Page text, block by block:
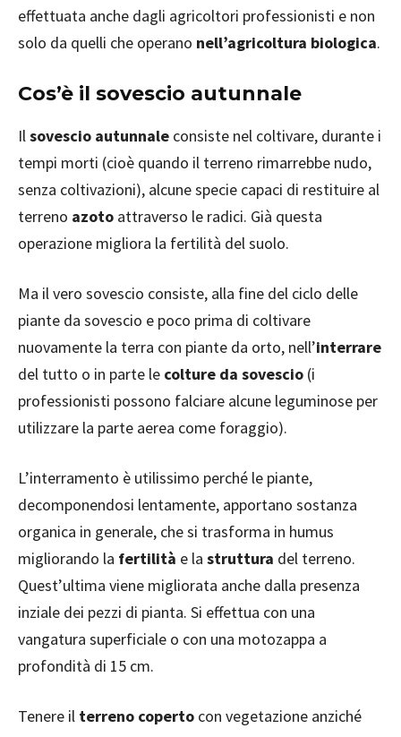
effettuata anche dagli agricoltori professionisti e non
solo da quelli che operano nell’agricoltura biologica.
Cos’è il sovescio autunnale
Ilsovescio autunnale consiste nel coltivare, durante i
tempi morti (cioè quando il terreno rimarrebbe nudo,
senza coltivazioni), alcune specie capaci di restituire al
terreno azoto attraverso le radici. Già questa
operazione migliora la fertilità del suolo.
Ma il vero sovescio consiste, alla fine del ciclo delle
piante da sovescio e poco prima di coltivare
nuovamente la terra con piante da orto, nell’interrare
del tutto o in parte le colture da sovescio (i
professionisti possono falciare alcune leguminose per
utilizzare la parte aerea come foraggio).
L’interramento è utilissimo perché le piante,
decomponendosi lentamente, apportano sostanza
organica in generale, che si trasforma in humus
migliorando la fertilità e la struttura del terreno.
Quest’ultima viene migliorata anche dalla presenza
inziale dei pezzi di pianta. Si effettua con una
vangatura superficiale o con una motozappa a
profondità di 15 cm.
Tenere il terreno coperto con vegetazione anziché